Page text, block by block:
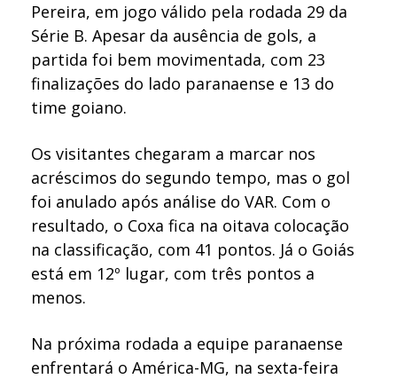
Pereira, em jogo válido pela rodada 29 da
Série B. Apesar da ausência de gols, a
partida foi bem movimentada, com 23
finalizações do lado paranaense e 13 do
time goiano.
Os visitantes chegaram a marcar nos
acréscimos do segundo tempo, mas o gol
foi anulado após análise do VAR. Com o
resultado, o Coxa fica na oitava colocação
na classificação, com 41 pontos. Já o Goiás
está em 12º lugar, com três pontos a
menos.
Na próxima rodada a equipe paranaense
enfrentará o América-MG, na sexta-feira